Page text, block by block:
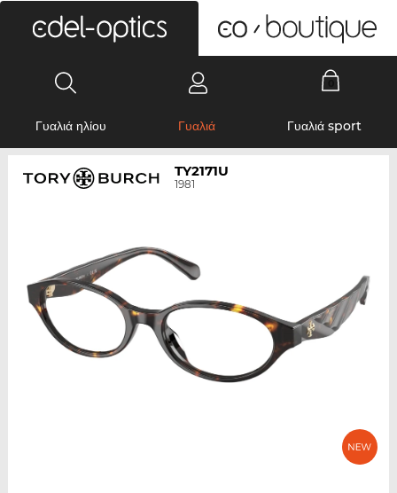
Γυαλιά ηλίου Γυαλιά Γυαλιά sport
TY2171U
1981